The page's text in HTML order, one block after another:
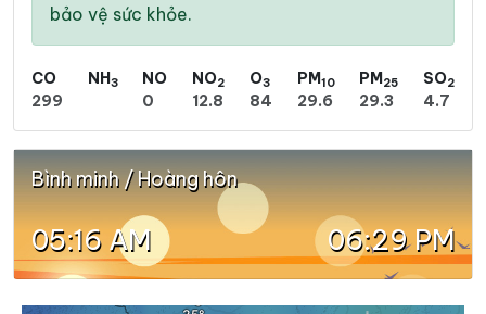
bảo vệ sức khỏe.
CO
299
NH3
NO
0
NO2
12.8
O3
84
PM10
29.6
PM25
29.3
SO2
4.7
Bình minh / Hoàng hôn
05:16 AM 06:29 PM